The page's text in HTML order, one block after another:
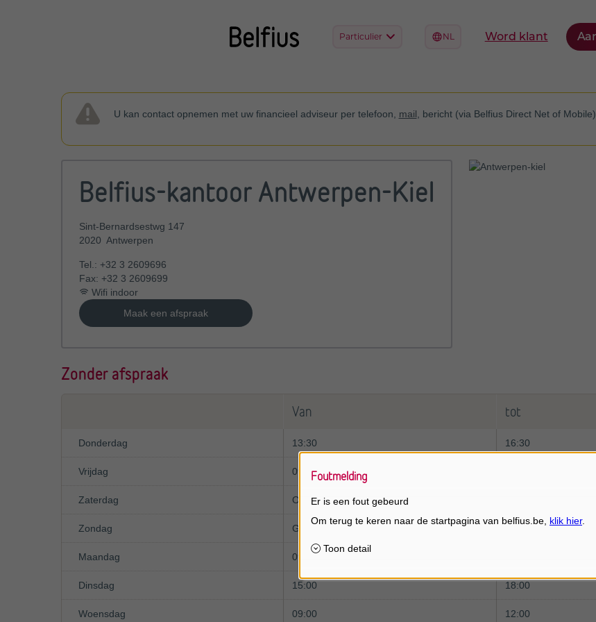
U kan contact opnemen met uw financieel adviseur per telefoon, mail , bericht (via Belfius Direct Net of Mobile).
Belfius-kantoor Antwerpen-Kiel
Sint-Bernardsestwg 147
2020 Antwerpen
Tel.: +32 3 2609696
Fax: +32 3 2609699
Wifi indoor
Maak een afspraak
Zonder afspraak
Van tot
Donderdag 13:30 16:30
Vrijdag 09:00
Zaterdag Op afspraak
Zondag Gesloten
Maandag 09:00
Dinsdag 15:00 18:00
Woensdag 09:00 12:00
Foutmelding
Er is een fout gebeurd